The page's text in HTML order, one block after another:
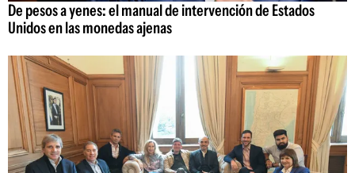
De pesos a yenes: el manual de intervención de Estados
Unidos en las monedas ajenas